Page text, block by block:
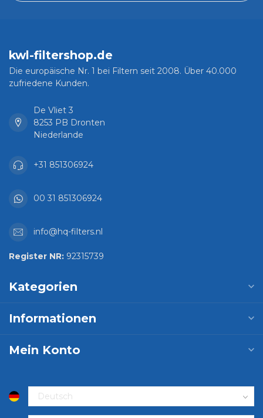
kwl-filtershop.de
Die europäische Nr. 1 bei Filtern seit 2008. Über 40.000
zufriedene Kunden.
De Vliet 3
8253 PB Dronten
Niederlande
+31 851306924
00 31 851306924
info@hq-filters.nl
Register NR: 92315739
Kategorien
Informationen
Mein Konto